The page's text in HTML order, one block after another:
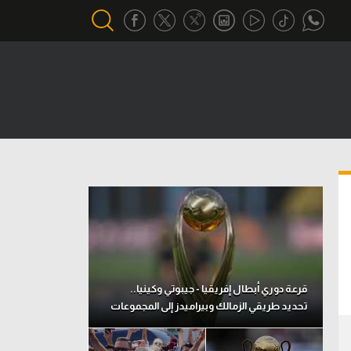
تحقيق في الجول
تقرير في الجول
تحليل في الجول
حكايات في الجول
كويز في الجول
فيديو في الجول
قرعة دوري أبطال إفريقيا - جيبوتي وكينيا..
تحديد طريقي الزمالك وبيراميدز إلى المجموعات